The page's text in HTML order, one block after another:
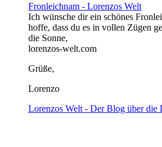
Fronleichnam - Lorenzos Welt
Ich wünsche dir ein schönes
hoffe, dass du es in vollen Zügen
die Sonne,
lorenzos-welt.com
Grüße,
Lorenzo
Lorenzos Welt - Der Blog über die